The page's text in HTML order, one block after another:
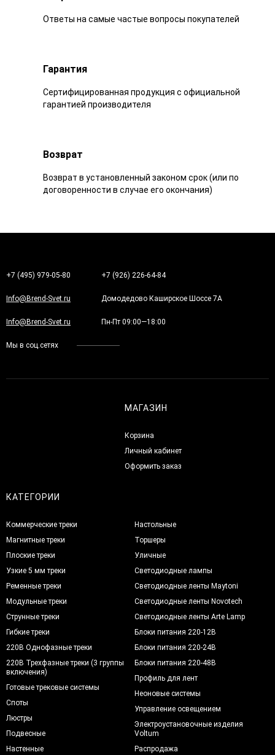
Ответы на самые частые вопросы покупателей
Гарантия
Сертифицированная продукция с официальной
гарантией производителя
Возврат
Возврат в установленный законом срок (или по
договоренности в случае его окончания)
+7 (495) 979-05-80 +7 (926) 226-64-84
Info@Brend-Svet.ru Домодедово Каширское Шоссе 7А
Info@Brend-Svet.ru Пн-Пт 09:00—18:00
Мы в соц.сетях
МАГАЗИН
Корзина
Личный кабинет
Оформить заказ
КАТЕГОРИИ
Коммерческие треки
Магнитные треки
Плоские треки
Узкие 5 мм треки
Ременные треки
Модульные треки
Струнные треки
Гибкие треки
220В Однофазные треки
220В Трехфазные треки (3 группы
включения)
Готовые трековые системы
Споты
Люстры
Подвесные
Настенные
Настольные
Торшеры
Уличные
Светодиодные лампы
Светодиодные ленты Maytoni
Светодиодные ленты Novotech
Светодиодные ленты Arte Lamp
Блоки питания 220-12В
Блоки питания 220-24В
Блоки питания 220-48В
Профиль для лент
Неоновые системы
Управление освещением
Электроустановочные изделия
Voltum
Распродажа